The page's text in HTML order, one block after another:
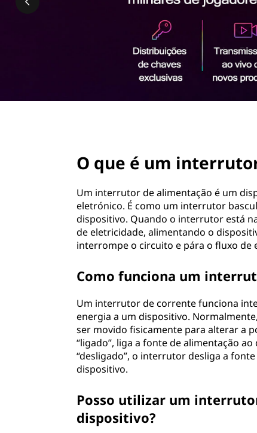
n
O que é um
Um interrutor de alimentação é um
eletrónico. É como um interrutor
dispositivo. Quando o interrutor está
de eletricidade, alimentando o
interrompe o circuito e pára o fluxo de
Como funciona um
Um interrutor de corrente funciona
energia a um dispositivo.
ser movido fisicamente para alterar a
“ligado”, liga a fonte de alimentação
“desligado”, o interrutor desliga a
dispositivo.
Posso utilizar um
dispositivo?